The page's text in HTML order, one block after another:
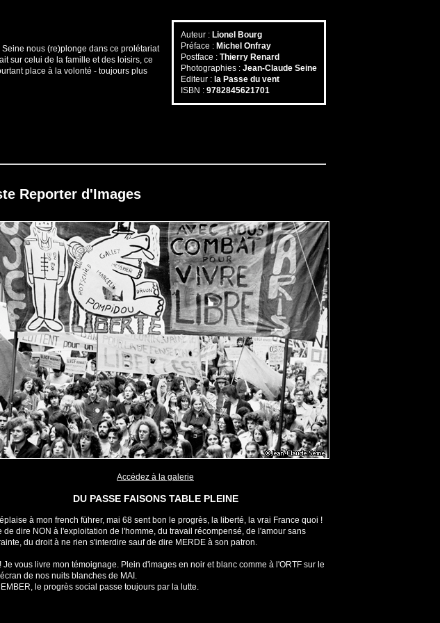
nous (re)plonge dans ce prolétariat
sur celui de la famille et des loisirs, ce
place à la volonté - toujours plus
Auteur : Lionel Bourg
Préface : Michel Onfray
Postface : Thierry Renard
Photographies : Jean-Claude Seine
Editeur : la Passe du vent
ISBN : 9782845621701
Reporter d'Images
Accédez à la galerie
DU PASSE FAISONS TABLE PLEINE
à mon french führer, mai 68 sent bon le progrès, la liberté, la vrai France quoi !
de dire NON à l'exploitation de l'homme, du travail récompensé, de l'amour sans
du droit à ne rien s'interdire sauf de dire MERDE à son patron.
Je vous livre mon témoignage. Plein d'images en noir et blanc comme à l'ORTF sur le
de nos nuits blanches de MAI.
le progrès social passe toujours par la lutte.